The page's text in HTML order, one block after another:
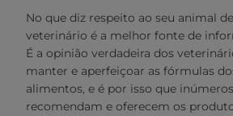
No que diz respeito ao seu animal
veterinário é a melhor fonte de
É a opinião verdadeira dos
manter e aperfeiçoar as fórmulas
alimentos, e é por isso que
recomendam e oferecem os